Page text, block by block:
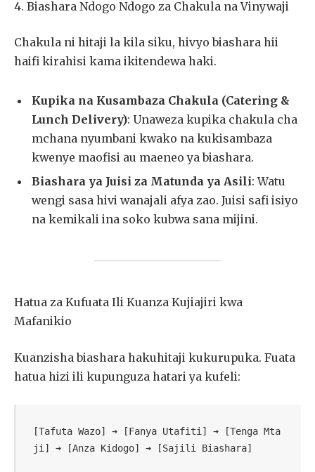
4. Biashara Ndogo Ndogo za Chakula na Vinywaji
Chakula ni hitaji la kila siku, hivyo biashara hii
haifi kirahisi kama ikitendewa haki.
Kupika na Kusambaza Chakula (Catering &
Lunch Delivery): Unaweza kupika chakula cha
mchana nyumbani kwako na kukisambaza
kwenye maofisi au maeneo ya biashara.
Biashara ya Juisi za Matunda ya Asili: Watu
wengi sasa hivi wanajali afya zao. Juisi safi isiyo
na kemikali ina soko kubwa sana mijini.
Hatua za Kufuata Ili Kuanza Kujiajiri kwa
Mafanikio
Kuanzisha biashara hakuhitaji kukurupuka. Fuata
hatua hizi ili kupunguza hatari ya kufeli:
[Tafuta Wazo] ➔ [Fanya Utafiti] ➔ [Tenga Mta